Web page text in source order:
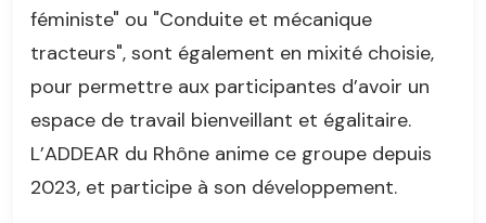
féministe" ou "Conduite et mécanique
tracteurs", sont également en mixité choisie,
pour permettre aux participantes d’avoir un
espace de travail bienveillant et égalitaire.
L’ADDEAR du Rhône anime ce groupe depuis
2023, et participe à son développement.